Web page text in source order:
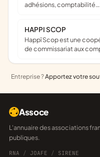
adhésions, comptabilité…
HAPPI SCOP
Happï Scop est une coopérative d’expertise comptable &
de commissariat aux
Entreprise ?Apportez votre
Assoce
L'annuaire des associations françaises, construit sur les données
publiques.
RNA / JOAFE / SIRENE